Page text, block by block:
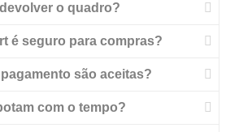
o quadro?
é seguro para compras?
são aceitas?
com o tempo?